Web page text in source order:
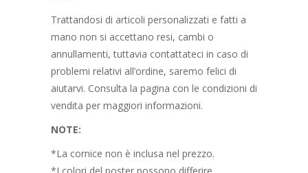
Trattandosi di articoli personalizzati e fatti a
mano non si accettano resi, cambi o
annullamenti, tuttavia contattateci in caso di
problemi relativi all’ordine, saremo felici di
aiutarvi. Consulta la pagina con le condizioni di
vendita per maggiori informazioni.
NOTE:
*La cornice non è inclusa nel prezzo.